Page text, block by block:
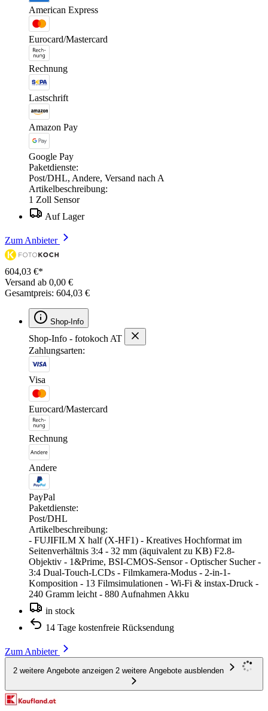
American Express
Eurocard/Mastercard
Rechnung
Lastschrift
Amazon Pay
Google Pay
Paketdienste:
Post/DHL, Andere, Versand nach A
Artikelbeschreibung:
1 Zoll Sensor
Auf Lager
Zum Anbieter
604,03 €*
Versand ab 0,00 €
Gesamtpreis: 604,03 €
Shop-Info
Shop-Info - fotokoch AT
Zahlungsarten:
Visa
Eurocard/Mastercard
Rechnung
Andere
PayPal
Paketdienste:
Post/DHL
Artikelbeschreibung:
- FUJIFILM X half (X-HF1) - Kreatives Hochformat im
Seitenverhältnis 3:4 - 32 mm (äquivalent zu KB) F2.8-
Objektiv - 1&Prime, BSI-CMOS-Sensor - Optischer Sucher -
3:4 Dual-Touch-LCDs - Filmkamera-Modus - 2-in-1-
Komposition - 13 Filmsimulationen - Wi-Fi & instax-Druck -
240 Gramm leicht - 880 Aufnahmen Akku
in stock
14 Tage kostenfreie Rücksendung
Zum Anbieter
2 weitere Angebote anzeigen 2 weitere Angebote ausblenden